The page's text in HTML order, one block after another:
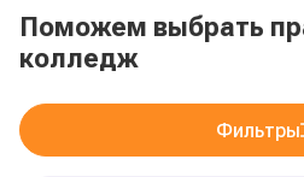
Поможем выбрать
колледж
Фильтры